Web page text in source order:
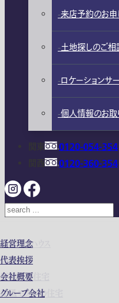
ガレージハウス
高級住宅
店舗併用住宅
和風モダンの住宅
経営理念
代表挨拶
会社概要
グループ会社
来店予約のお申
土地探しのご相
ロケーションサ
個人情報のお取
0120-054-354
0120-360-354